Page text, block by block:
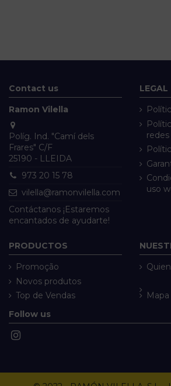
Contact us
Ramon Vilella
Políg. Ind. "Camí dels
Frares" C/F
25190 - LLEIDA
973 20 15 78
vilella@ramonvilella.com
Contáctanos ¡Estaremos
encantados de ayudarte!
LEGAL
uso
PRODUCTOS
Promoção
Novos produtos
Top de Vendas
Follow us